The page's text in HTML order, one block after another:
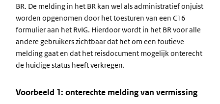
BR. De melding in het BR kan wel als administratief onjuist
worden opgenomen door het toesturen van een C16
formulier aan het RvIG. Hierdoor wordt in het BR voor alle
andere gebruikers zichtbaar dat het om een foutieve
melding gaat en dat het reisdocument mogelijk onterecht
de huidige status heeft verkregen.
Voorbeeld 1: onterechte melding van vermissing